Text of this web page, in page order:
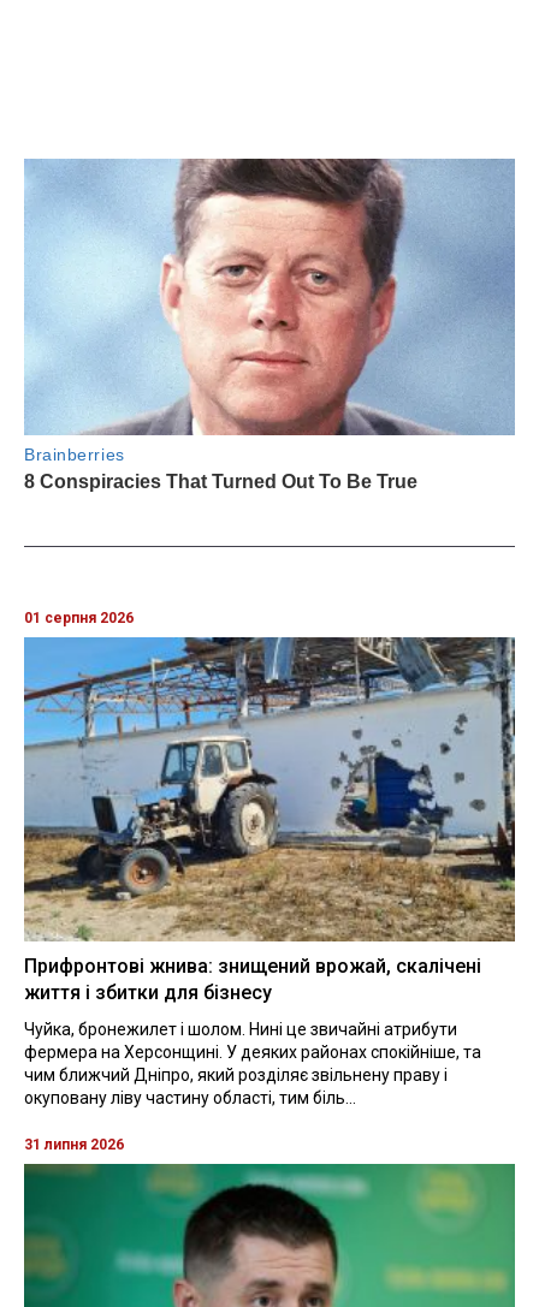
01 серпня 2026
Прифронтові жнива: знищений врожай, скалічені
життя і збитки для бізнесу
Чуйка, бронежилет і шолом. Нині це звичайні атрибути
фермера на Херсонщині. У деяких районах спокійніше, та
чим ближчий Дніпро, який розділяє звільнену праву і
окуповану ліву частину області, тим біль...
31 липня 2026